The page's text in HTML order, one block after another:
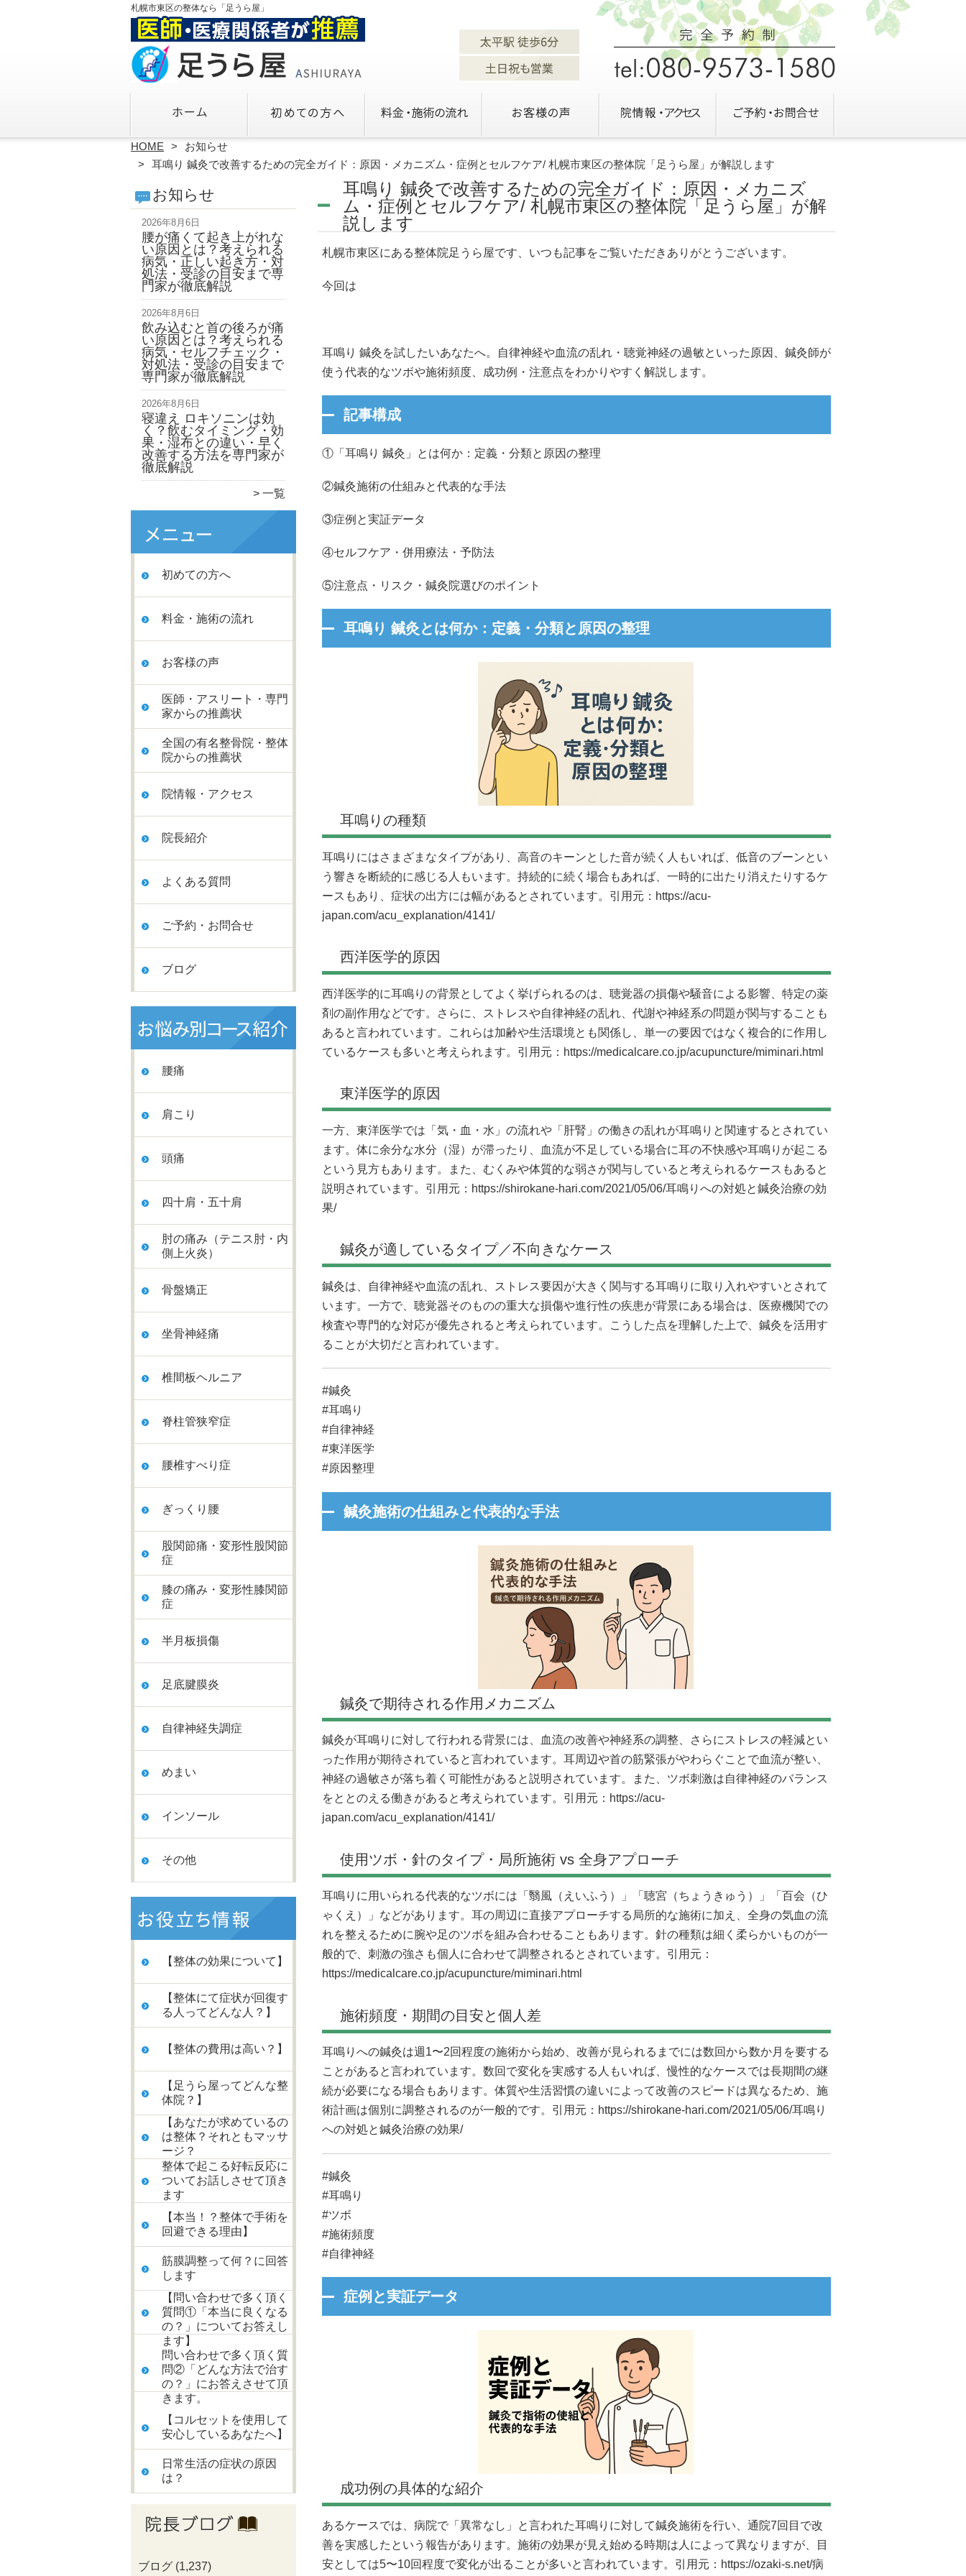
札幌市東区の整体なら「足うら屋」
HOME
お知らせ
耳鳴り 鍼灸で改善するための完全ガイド：原因・メカニズム・症例とセルフケア/ 札幌市東区の整体院「足うら屋」が解説します
お知らせ
2026年8月6日
腰が痛くて起き上がれな
い原因とは？考えられる
病気・正しい起き方・対
処法・受診の目安まで専
門家が徹底解説
2026年8月6日
飲み込むと首の後ろが痛
い原因とは？考えられる
病気・セルフチェック・
対処法・受診の目安まで
専門家が徹底解説
2026年8月6日
寝違え ロキソニンは効
く？飲むタイミング・効
果・湿布との違い・早く
改善する方法を専門家が
徹底解説
一覧
初めての方へ
料金・施術の流れ
お客様の声
医師・アスリート・専門
家からの推薦状
全国の有名整骨院・整体
院からの推薦状
院情報・アクセス
院長紹介
よくある質問
ご予約・お問合せ
ブログ
腰痛
肩こり
頭痛
四十肩・五十肩
肘の痛み（テニス肘・内
側上火炎）
骨盤矯正
坐骨神経痛
椎間板ヘルニア
脊柱管狭窄症
腰椎すべり症
ぎっくり腰
股関節痛・変形性股関節
症
膝の痛み・変形性膝関節
症
半月板損傷
足底腱膜炎
自律神経失調症
めまい
インソール
その他
【整体の効果について】
【整体にて症状が回復す
る人ってどんな人？】
【整体の費用は高い？】
【足うら屋ってどんな整
体院？】
【あなたが求めているの
は整体？それともマッサ
ージ？
整体で起こる好転反応に
ついてお話しさせて頂き
ます
【本当！？整体で手術を
回避できる理由】
筋膜調整って何？に回答
します
【問い合わせで多く頂く
質問①「本当に良くなる
の？」についてお答えし
ます】
問い合わせで多く頂く質
問②「どんな方法で治す
の？」にお答えさせて頂
きます。
【コルセットを使用して
安心しているあなたへ】
日常生活の症状の原因
は？
ブログ (1,237)
耳鳴り 鍼灸で改善するための完全ガイド：原因・メカニズ
ム・症例とセルフケア/ 札幌市東区の整体院「足うら屋」が解
説します
札幌市東区にある整体院足うら屋です、いつも記事をご覧いただきありがとうございます。
今回は
耳鳴り 鍼灸を試したいあなたへ。自律神経や血流の乱れ・聴覚神経の過敏といった原因、鍼灸師が
使う代表的なツボや施術頻度、成功例・注意点をわかりやすく解説します。
記事構成
①「耳鳴り 鍼灸」とは何か：定義・分類と原因の整理
②鍼灸施術の仕組みと代表的な手法
③症例と実証データ
④セルフケア・併用療法・予防法
⑤注意点・リスク・鍼灸院選びのポイント
耳鳴り 鍼灸とは何か：定義・分類と原因の整理
耳鳴りの種類
耳鳴りにはさまざまなタイプがあり、高音のキーンとした音が続く人もいれば、低音のブーンとい
う響きを断続的に感じる人もいます。持続的に続く場合もあれば、一時的に出たり消えたりするケ
ースもあり、症状の出方には幅があるとされています。引用元： https://acu-
japan.com/acu_explanation/4141/
西洋医学的原因
西洋医学的に耳鳴りの背景としてよく挙げられるのは、聴覚器の損傷や騒音による影響、特定の薬
剤の副作用などです。さらに、ストレスや自律神経の乱れ、代謝や神経系の問題が関与することも
あると言われています。これらは加齢や生活環境とも関係し、単一の要因ではなく複合的に作用し
ているケースも多いと考えられます。引用元： https://medicalcare.co.jp/acupuncture/miminari.html
東洋医学的原因
一方、東洋医学では「気・血・水」の流れや「肝腎」の働きの乱れが耳鳴りと関連するとされてい
ます。体に余分な水分（湿）が滞ったり、血流が不足している場合に耳の不快感や耳鳴りが起こる
という見方もあります。また、むくみや体質的な弱さが関与していると考えられるケースもあると
説明されています。引用元： https://shirokane-hari.com/2021/05/06/耳鳴りへの対処と鍼灸治療の効
果/
鍼灸が適しているタイプ／不向きなケース
鍼灸は、自律神経や血流の乱れ、ストレス要因が大きく関与する耳鳴りに取り入れやすいとされて
います。一方で、聴覚器そのものの重大な損傷や進行性の疾患が背景にある場合は、医療機関での
検査や専門的な対応が優先されると考えられています。こうした点を理解した上で、鍼灸を活用す
ることが大切だと言われています。
#鍼灸
#耳鳴り
#自律神経
#東洋医学
#原因整理
鍼灸施術の仕組みと代表的な手法
鍼灸で期待される作用メカニズム
鍼灸が耳鳴りに対して行われる背景には、血流の改善や神経系の調整、さらにストレスの軽減とい
った作用が期待されていると言われています。耳周辺や首の筋緊張がやわらぐことで血流が整い、
神経の過敏さが落ち着く可能性があると説明されています。また、ツボ刺激は自律神経のバランス
をととのえる働きがあると考えられています。引用元： https://acu-
japan.com/acu_explanation/4141/
使用ツボ・針のタイプ・局所施術 vs 全身アプローチ
耳鳴りに用いられる代表的なツボには「翳風（えいふう）」「聴宮（ちょうきゅう）」「百会（ひ
ゃくえ）」などがあります。耳の周辺に直接アプローチする局所的な施術に加え、全身の気血の流
れを整えるために腕や足のツボを組み合わせることもあります。針の種類は細く柔らかいものが一
般的で、刺激の強さも個人に合わせて調整されるとされています。引用元：
https://medicalcare.co.jp/acupuncture/miminari.html
施術頻度・期間の目安と個人差
耳鳴りへの鍼灸は週1〜2回程度の施術から始め、改善が見られるまでには数回から数か月を要する
ことがあると言われています。数回で変化を実感する人もいれば、慢性的なケースでは長期間の継
続が必要になる場合もあります。体質や生活習慣の違いによって改善のスピードは異なるため、施
術計画は個別に調整されるのが一般的です。引用元： https://shirokane-hari.com/2021/05/06/耳鳴り
への対処と鍼灸治療の効果/
#鍼灸
#耳鳴り
#ツボ
#施術頻度
#自律神経
症例と実証データ
成功例の具体的な紹介
あるケースでは、病院で「異常なし」と言われた耳鳴りに対して鍼灸施術を行い、通院7回目で改
善を実感したという報告があります。施術の効果が見え始める時期は人によって異なりますが、目
安としては5〜10回程度で変化が出ることが多いと言われています。引用元： https://ozaki-s.net/病